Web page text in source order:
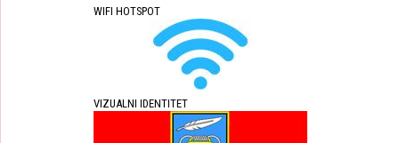
WIFI HOTSPOT
VIZUALNI IDENTITET